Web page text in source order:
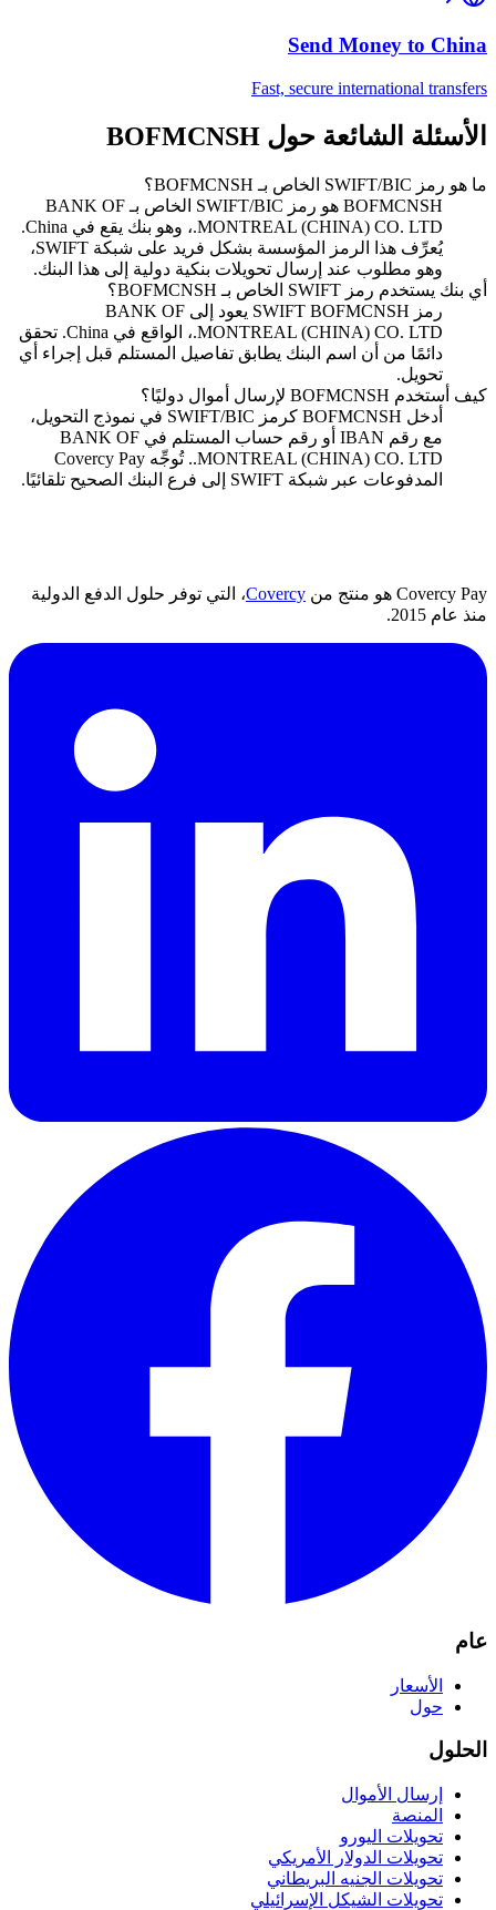
Send Money to China
Fast, secure international transfers
الأسئلة الشائعة حول BOFMCNSH
ما هو رمز SWIFT/BIC الخاص بـ BOFMCNSH؟
BOFMCNSH هو رمز SWIFT/BIC الخاص بـ BANK OF
MONTREAL (CHINA) CO. LTD.، وهو بنك يقع في China.
يُعرِّف هذا الرمز المؤسسة بشكل فريد على شبكة SWIFT،
وهو مطلوب عند إرسال تحويلات بنكية دولية إلى هذا البنك.
أي بنك يستخدم رمز SWIFT الخاص بـ BOFMCNSH؟
رمز SWIFT BOFMCNSH يعود إلى BANK OF
MONTREAL (CHINA) CO. LTD.، الواقع في China. تحقق
دائمًا من أن اسم البنك يطابق تفاصيل المستلم قبل إجراء أي
تحويل.
كيف أستخدم BOFMCNSH لإرسال أموال دوليًا؟
أدخل BOFMCNSH كرمز SWIFT/BIC في نموذج التحويل،
مع رقم IBAN أو رقم حساب المستلم في BANK OF
MONTREAL (CHINA) CO. LTD.. تُوجِّه Covercy Pay
المدفوعات عبر شبكة SWIFT إلى فرع البنك الصحيح تلقائيًا.
Covercy Pay هو منتج من Covercy، التي توفر حلول الدفع الدولية
منذ عام 2015.
عام
الأسعار
حول
الحلول
إرسال الأموال
المنصة
تحويلات اليورو
تحويلات الدولار الأمريكي
تحويلات الجنيه البريطاني
تحويلات الشيكل الإسرائيلي